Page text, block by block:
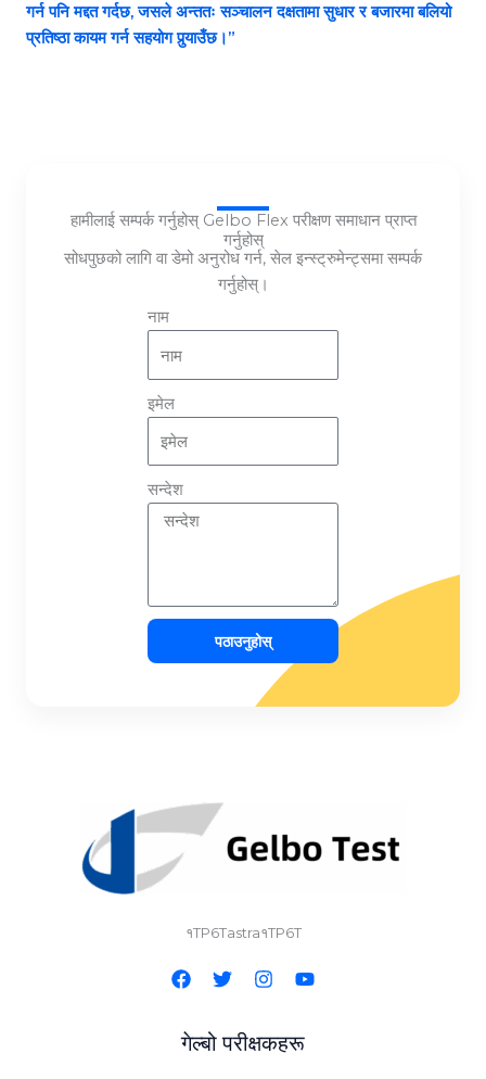
गर्न पनि मद्दत गर्दछ, जसले अन्ततः सञ्चालन दक्षतामा सुधार र बजारमा बलियो
प्रतिष्ठा कायम गर्न सहयोग पुर्‍याउँछ।”
हामीलाई सम्पर्क गर्नुहोस् Gelbo Flex परीक्षण समाधान प्राप्त
गर्नुहोस्
सोधपुछको लागि वा डेमो अनुरोध गर्न, सेल इन्स्ट्रुमेन्ट्समा सम्पर्क
गर्नुहोस्।
नाम
इमेल
सन्देश
पठाउनुहोस्
१TP6Tastra१TP6T
गेल्बो परीक्षकहरू